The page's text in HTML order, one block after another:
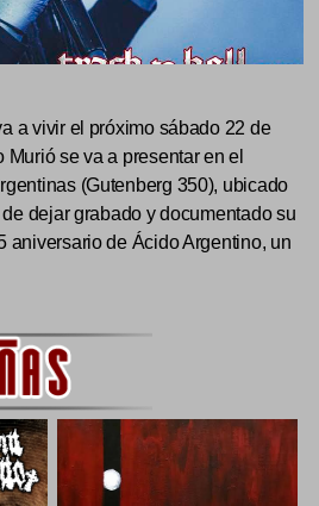
a vivir el próximo sábado 22 de
se va a presentar en el
(Gutenberg 350), ubicado
dejar grabado y documentado su
aniversario de Ácido Argentino, un